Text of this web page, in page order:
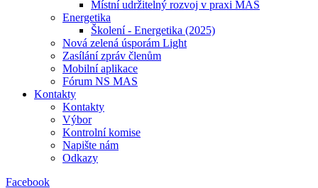
Místní udržitelný rozvoj v praxi MAS
Energetika
Školení - Energetika (2025)
Nová zelená úsporám Light
Zasílání zpráv členům
Mobilní aplikace
Fórum NS MAS
Kontakty
Kontakty
Výbor
Kontrolní komise
Napište nám
Odkazy
Facebook